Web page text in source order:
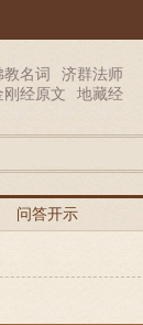
教名词
济群法师
刚经原文 地藏经
问答开示